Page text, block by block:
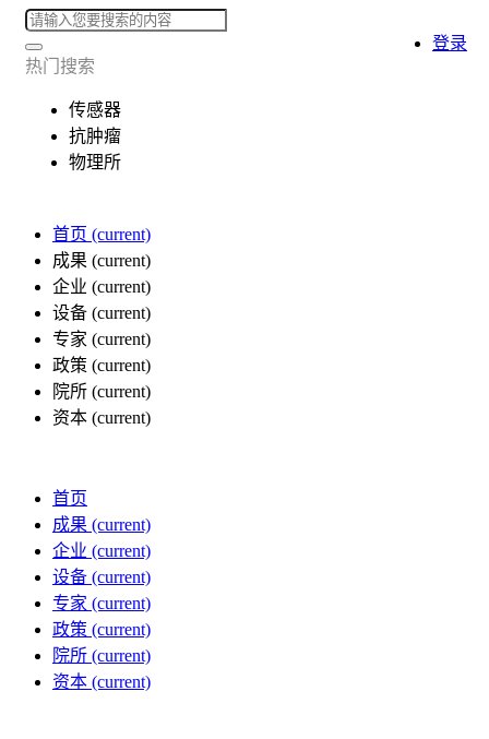
热门搜索
传感器
抗肿瘤
物理所
首页 (current)
成果 (current)
企业 (current)
设备 (current)
专家 (current)
政策 (current)
院所 (current)
资本 (current)
登录
首页
成果 (current)
企业 (current)
设备 (current)
专家 (current)
政策 (current)
院所 (current)
资本 (current)